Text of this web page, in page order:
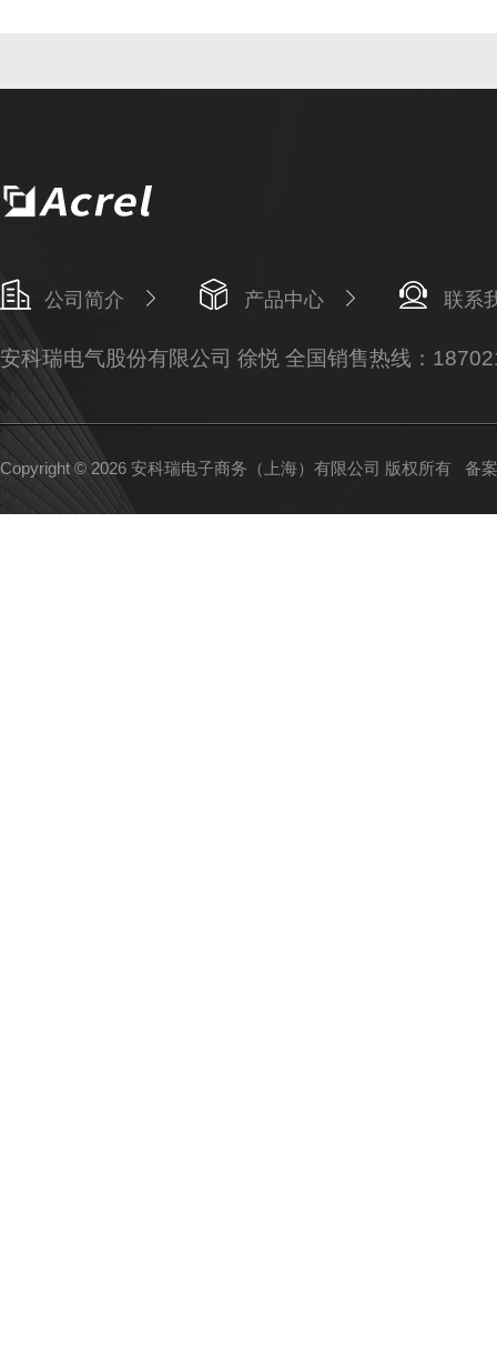
公司简介 产品中心 联系
安科瑞电气股份有限公司 徐悦 全国销售热线：
Copyright © 2026 安科瑞电子商务（上海）有限公司 版权所有 备